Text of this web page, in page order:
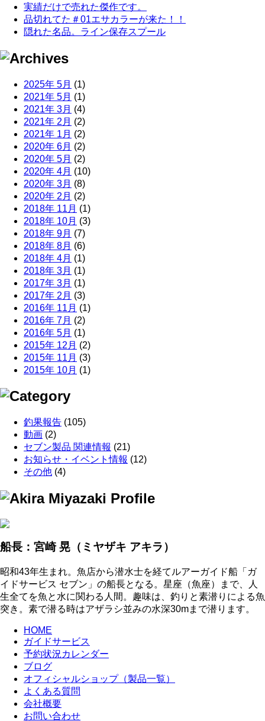
実績だけで売れた傑作です。
品切れてた＃01エサカラーが来た！！
隠れた名品。ライン保存スプール
2025年 5月 (1)
2021年 5月 (1)
2021年 3月 (4)
2021年 2月 (2)
2021年 1月 (2)
2020年 6月 (2)
2020年 5月 (2)
2020年 4月 (10)
2020年 3月 (8)
2020年 2月 (2)
2018年 11月 (1)
2018年 10月 (3)
2018年 9月 (7)
2018年 8月 (6)
2018年 4月 (1)
2018年 3月 (1)
2017年 3月 (1)
2017年 2月 (3)
2016年 11月 (1)
2016年 7月 (2)
2016年 5月 (1)
2015年 12月 (2)
2015年 11月 (3)
2015年 10月 (1)
釣果報告 (105)
動画 (2)
セブン製品 関連情報 (21)
お知らせ・イベント情報 (12)
その他 (4)
船長：宮崎 晃 （ミヤザキ アキラ）
昭和43年生まれ。魚店から潜水士を経てルアーガイド船「ガ
イドサービス セブン」の船長となる。星座（魚座）まで、人
生全てを魚と水に関わる人間。趣味は、釣りと素潜りによる魚
突き。素で潜る時はアザラシ並みの水深30mまで潜ります。
HOME
ガイドサービス
予約状況カレンダー
ブログ
オフィシャルショップ（製品一覧）
よくある質問
会社概要
お問い合わせ